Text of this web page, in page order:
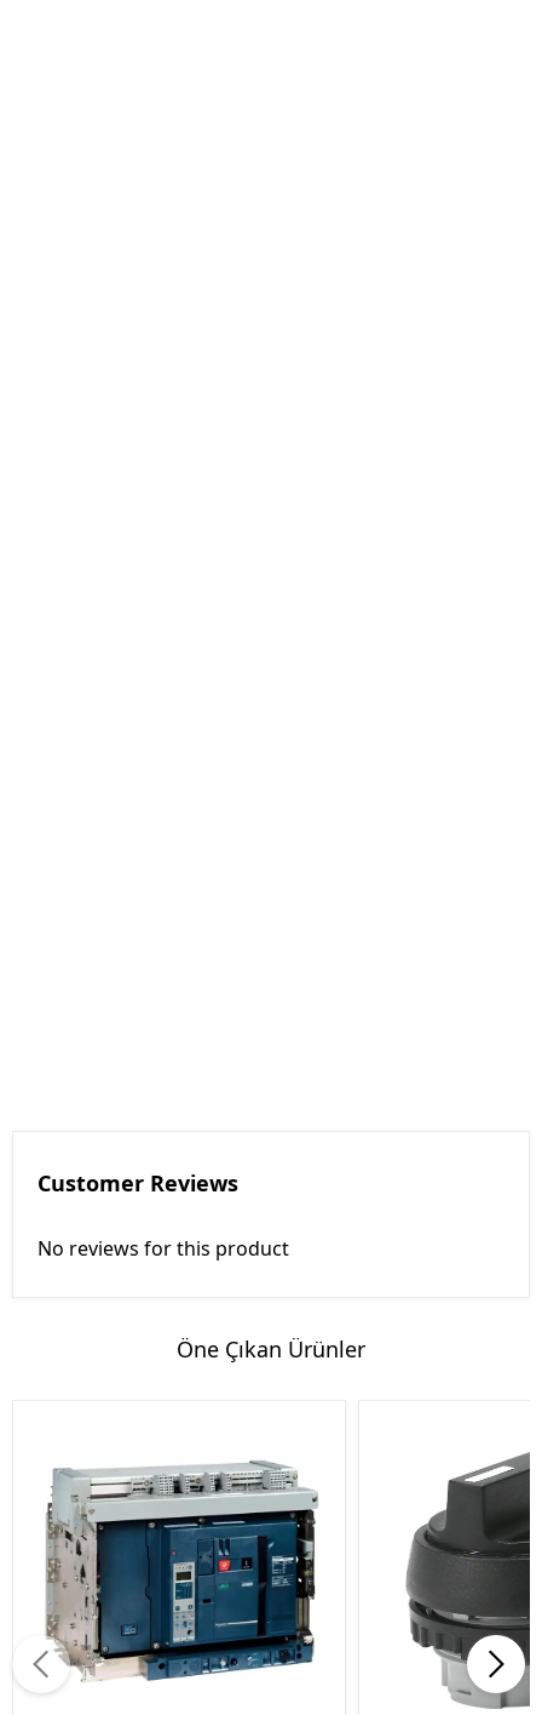
Customer Reviews
No reviews for this product
Öne Çıkan Ürünler